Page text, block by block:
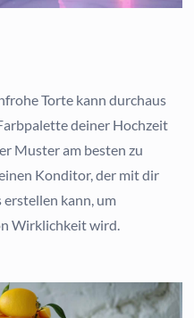
Torte kann durchaus
deiner Hochzeit
Muster am besten zu
Konditor, der mit dir
erstellen kann, um
Wirklichkeit wird.